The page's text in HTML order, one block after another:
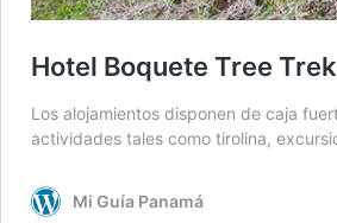
Hotel Boquete Tree Trek
Los alojamientos disponen de caja
actividades tales como tirolina,
Mi Guía Panamá